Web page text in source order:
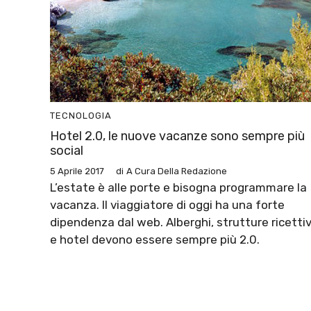
TECNOLOGIA
Hotel 2.0, le nuove vacanze sono sempre più
social
5 Aprile 2017 di A Cura Della Redazione
L’estate è alle porte e bisogna programmare la
vacanza. Il viaggiatore di oggi ha una forte
dipendenza dal web. Alberghi, strutture
e hotel devono essere sempre più 2.0.